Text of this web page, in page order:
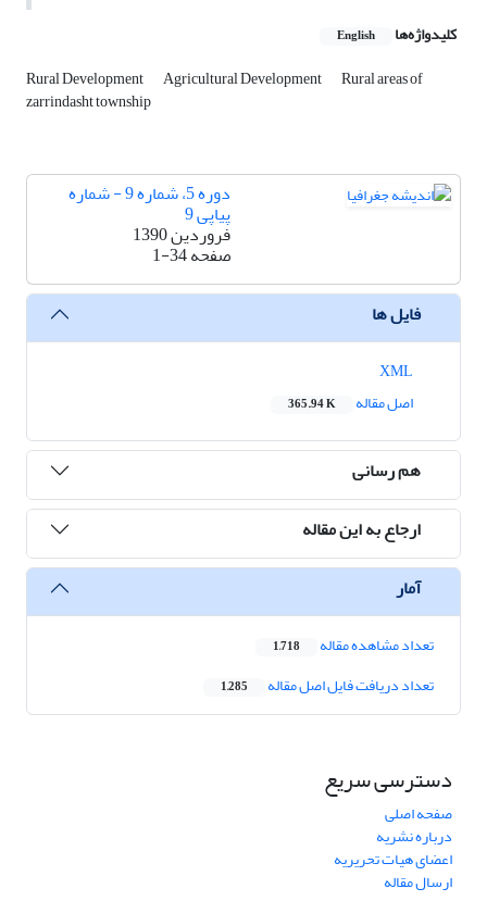
کلیدواژه‌ها English
Rural Development Agricultural Development Rural areas of
zarrindasht township
دوره 5، شماره 9 - شماره
پیاپی 9
فروردین 1390
صفحه1-34
فایل ها
اصل مقاله
365.94 K
هم رسانی
ارجاع به این مقاله
آمار
تعداد مشاهده مقاله 1,718
تعداد دریافت فایل اصل مقاله 1,285
دسترسی سریع
صفحه اصلی
درباره نشریه
اعضای هیات تحریریه
ارسال مقاله